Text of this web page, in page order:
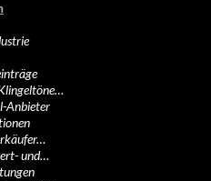
Anbieter
und…